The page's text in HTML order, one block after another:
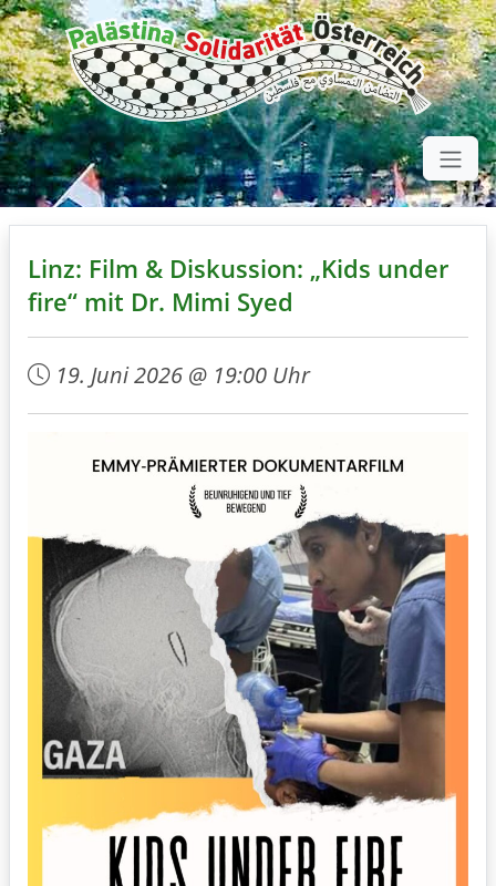
Linz: Film & Diskussion: „Kids under
fire“ mit Dr. Mimi Syed
19. Juni 2026 @ 19:00 Uhr